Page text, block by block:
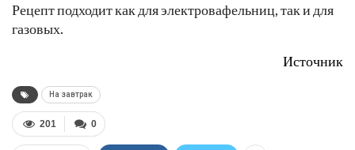
Рецепт подходит как для электровафельниц, так и для
газовых.
Источник
На завтрак
0
201